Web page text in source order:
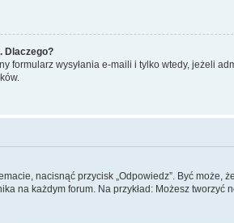
Dlaczego?
wysyłania e-maili i tylko wtedy, jeżeli
nacisnąć przycisk „Odpowiedz”. Być
każdym forum. Na przykład: Możesz tworzyć